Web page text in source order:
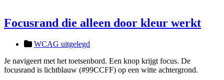
Focusrand die alleen door kleur werkt
WCAG uitgelegd
Je navigeert met het toetsenbord. Een knop krijgt focus. De
focusrand is lichtblauw (#99CCFF) op een witte achtergrond.